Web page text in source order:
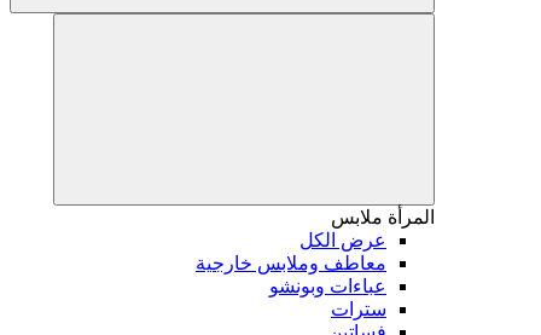
المرأة ملابس
عرض الكل
معاطف وملابس خارجية
عباءات وبونشو
سترات